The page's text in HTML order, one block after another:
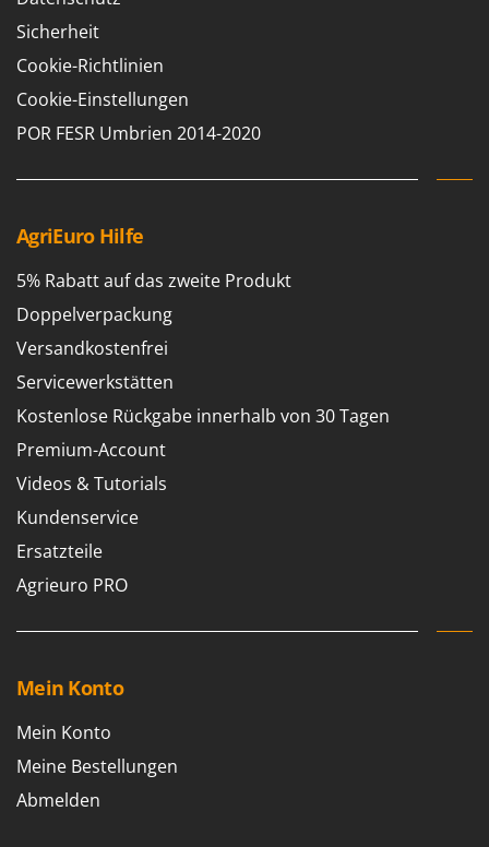
Sicherheit
Cookie-Richtlinien
Cookie-Einstellungen
POR FESR Umbrien 2014-2020
AgriEuro Hilfe
5% Rabatt auf das zweite Produkt
Doppelverpackung
Versandkostenfrei
Servicewerkstätten
Kostenlose Rückgabe innerhalb von 30 Tagen
Premium-Account
Videos & Tutorials
Kundenservice
Ersatzteile
Agrieuro PRO
Mein Konto
Mein Konto
Meine Bestellungen
Abmelden